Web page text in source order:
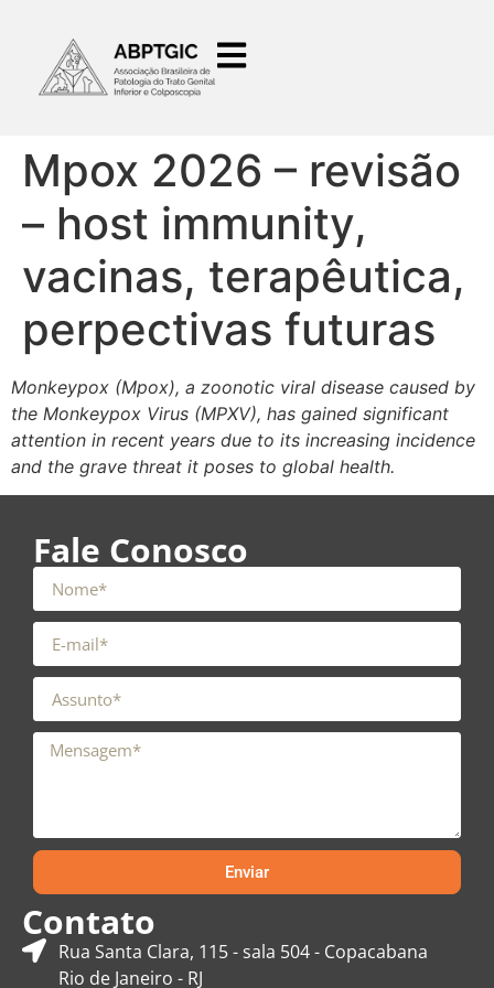
Mpox 2026 – revisão
– host immunity,
vacinas, terapêutica,
perpectivas futuras
Monkeypox (Mpox), a zoonotic viral disease caused by
the Monkeypox Virus (MPXV), has gained significant
attention in recent years due to its increasing incidence
and the grave threat it poses to global health.
Fale Conosco
Enviar
Contato
Rua Santa Clara, 115 - sala 504 - Copacabana
Rio de Janeiro - RJ